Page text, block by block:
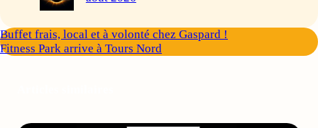
Buffet frais, local et à volonté chez Gaspard !
Fitness Park arrive à Tours Nord